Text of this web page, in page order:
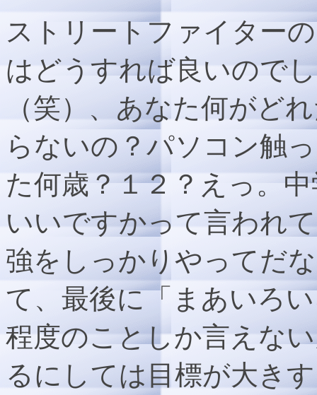
ストリートファイター
はどうすれば良いので
（笑）、あなた何がど
らないの？パソコン触
た何歳？１２？えっ。
いいですかって言われ
強をしっかりやってだ
て、最後に「まあいろ
程度のことしか言えな
るにしては目標が大き